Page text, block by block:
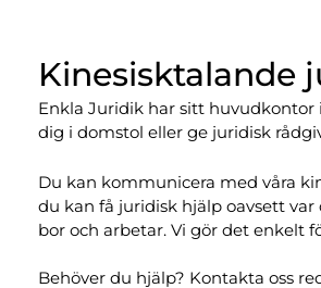
Kinesisktalande
Enkla Juridik har sitt huvudkontor
dig i domstol eller ge juridisk
Du kan kommunicera med våra
du kan få juridisk hjälp oavsett
bor och arbetar. Vi gör det enkelt
Behöver du hjälp? Kontakta oss